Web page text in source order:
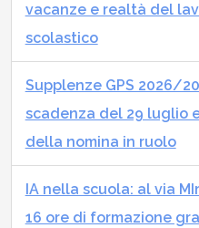
vacanze e realtà del
scolastico
Supplenze GPS 2026/
scadenza del 29 luglio
della nomina in ruolo
IA nella scuola: al via
16 ore di formazione